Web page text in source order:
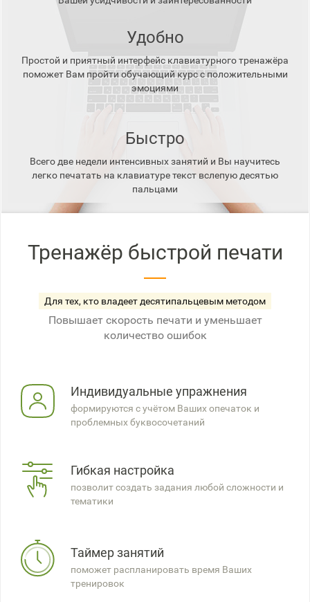
Удобно
Простой и приятный интерфейс клавиатурного тренажёра
поможет Вам пройти обучающий курс с положительными
эмоциями
Быстро
Всего две недели интенсивных занятий и Вы научитесь
легко печатать на клавиатуре текст вслепую десятью
пальцами
Тренажёр быстрой печати
Для тех, кто владеет десятипальцевым методом
Повышает скорость печати и уменьшает
количество ошибок
Индивидуальные упражнения
формируются с учётом Ваших опечаток и
проблемных буквосочетаний
Гибкая настройка
позволит создать задания любой сложности и
тематики
Таймер занятий
поможет распланировать время Ваших
тренировок